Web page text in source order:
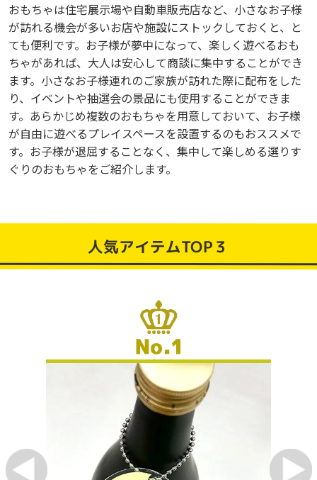
おもちゃは住宅展示場や自動車販売店など、小さなお子様
が訪れる機会が多いお店や施設にストックしておくと、と
ても便利です。お子様が夢中になって、楽しく遊べるおも
ちゃがあれば、大人は安心して商談に集中することができ
ます。小さなお子様連れのご家族が訪れた際に配布をした
り、イベントや抽選会の景品にも使用することができま
す。あらかじめ複数のおもちゃを用意しておいて、お子様
が自由に遊べるプレイスペースを設置するのもおススメで
す。お子様が退屈することなく、集中して楽しめる選りす
ぐりのおもちゃをご紹介します。
人気アイテムTOP３